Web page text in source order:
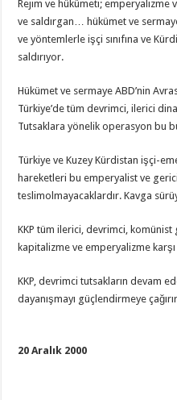
Rejim ve hükümeti; emperyalizme
ve saldırgan… hükümet ve
ve yöntemlerle işçi sınıfına ve
saldırıyor.
Hükümet ve sermaye ABD’nin
Türkiye’de tüm devrimci, ilerici
Tutsaklara yönelik operasyon bu
Türkiye ve Kuzey Kürdistan işçi-
hareketleri bu emperyalist ve
teslimolmayacaklardır. Kavga
KKP tüm ilerici, devrimci,
kapitalizme ve emperyalizme
KKP, devrimci tutsakların devam
dayanışmayı güçlendirmeye
20 Aralık 2000